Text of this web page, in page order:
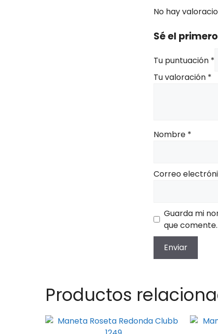
No hay
Sé el
Tu puntuación *
Tu valoración *
Nombre *
Correo
Guarda mi
que comente.
Productos
Este
Este